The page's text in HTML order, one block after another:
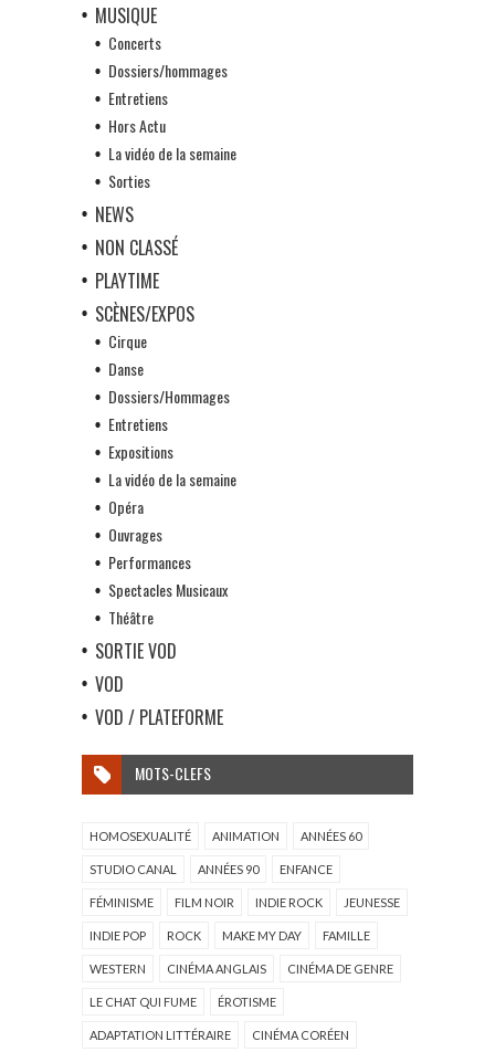
MUSIQUE
Concerts
Dossiers/hommages
Entretiens
Hors Actu
La vidéo de la semaine
Sorties
NEWS
NON CLASSÉ
PLAYTIME
SCÈNES/EXPOS
Cirque
Danse
Dossiers/Hommages
Entretiens
Expositions
La vidéo de la semaine
Opéra
Ouvrages
Performances
Spectacles Musicaux
Théâtre
SORTIE VOD
VOD
VOD / PLATEFORME
MOTS-CLEFS
HOMOSEXUALITÉ ANIMATION ANNÉES 60
STUDIO CANAL ANNÉES 90 ENFANCE
FÉMINISME FILM NOIR INDIE ROCK JEUNESSE
INDIE POP ROCK MAKE MY DAY FAMILLE
WESTERN CINÉMA ANGLAIS CINÉMA DE GENRE
LE CHAT QUI FUME ÉROTISME
ADAPTATION LITTÉRAIRE CINÉMA CORÉEN